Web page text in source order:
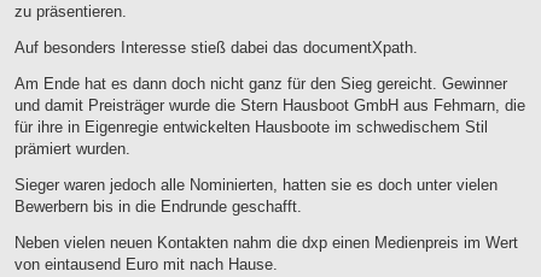
zu präsentieren.
Auf besonders Interesse stieß dabei das documentXpath.
Am Ende hat es dann doch nicht ganz für den Sieg gereicht. Gewinner
und damit Preisträger wurde die Stern Hausboot GmbH aus Fehmarn, die
für ihre in Eigenregie entwickelten Hausboote im schwedischem Stil
prämiert wurden.
Sieger waren jedoch alle Nominierten, hatten sie es doch unter vielen
Bewerbern bis in die Endrunde geschafft.
Neben vielen neuen Kontakten nahm die dxp einen Medienpreis im Wert
von eintausend Euro mit nach Hause.